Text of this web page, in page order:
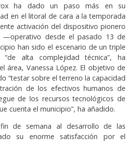
ha dado un paso más en su
en el litoral de cara a la temporada
activación del dispositivo pionero
—operativo desde el pasado 13 de
han sido el escenario de un triple
“de alta complejidad técnica”, ha
área, Vanessa López. El objetivo de
“testar sobre el terreno la capacidad
de los efectivos humanos de
de los recursos tecnológicos de
cuenta el municipio”, ha añadido.
de semana al desarrollo de las
su enorme satisfacción por el